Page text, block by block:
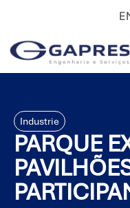
Industrie
PARQUE